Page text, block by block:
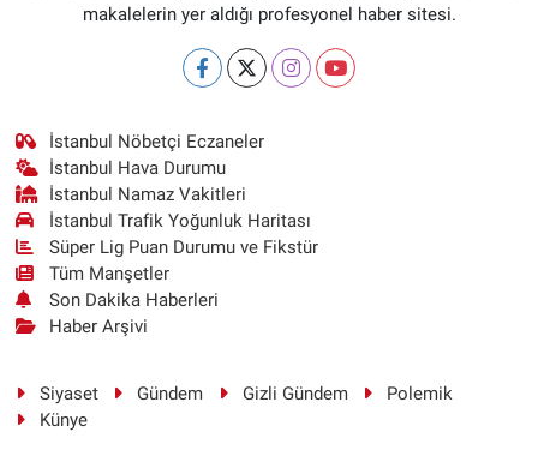
makalelerin yer aldığı profesyonel haber sitesi.
İstanbul Nöbetçi Eczaneler
İstanbul Hava Durumu
İstanbul Namaz Vakitleri
İstanbul Trafik Yoğunluk Haritası
Süper Lig Puan Durumu ve Fikstür
Tüm Manşetler
Son Dakika Haberleri
Haber Arşivi
Siyaset Gündem Gizli Gündem
Polemik
Künye